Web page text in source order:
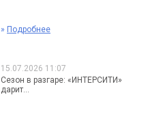
» Подробнее
15.07.2026 11:07
Сезон в разгаре: «ИНТЕРСИТИ»
дарит...